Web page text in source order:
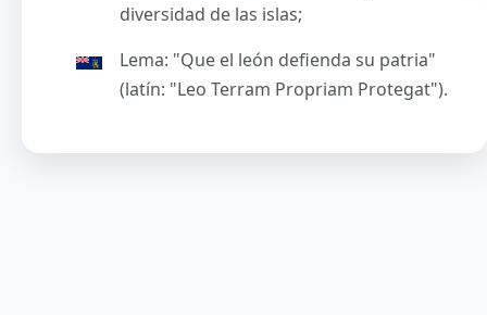
diversidad de las islas;
Lema: "Que el león defienda su patria"
(latín: "Leo Terram Propriam Protegat").